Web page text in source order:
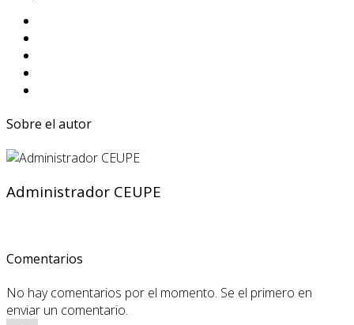
Sobre el autor
Administrador CEUPE
Comentarios
No hay comentarios por el momento. Se el primero en
enviar un comentario.